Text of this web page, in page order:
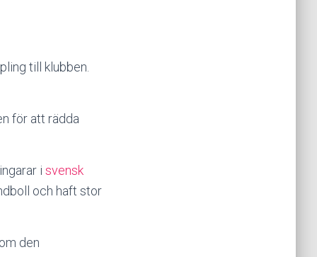
till klubben.
för att rädda
i svensk
och haft stor
den